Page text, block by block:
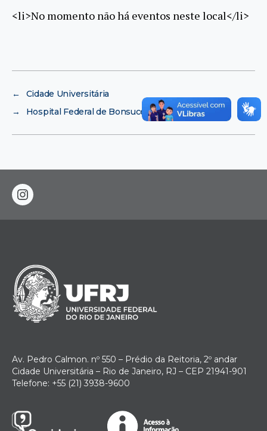
<li>No momento não há eventos neste local</li>
←
Cidade Universitária
→
Hospital Federal de Bonsucesso
instagram
Av. Pedro Calmon. nº 550 – Prédio da Reitoria, 2º andar
Cidade Universitária – Rio de Janeiro, RJ – CEP 21941-901
Telefone: +55 (21) 3938-9600